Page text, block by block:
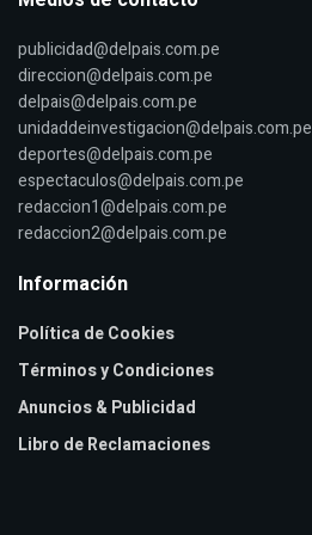
publicidad@delpais.com.pe
direccion@delpais.com.pe
delpais@delpais.com.pe
unidaddeinvestigacion@delpais.com.pe
deportes@delpais.com.pe
espectaculos@delpais.com.pe
redaccion1@delpais.com.pe
redaccion2@delpais.com.pe
Información
Política de Cookies
Términos y Condiciones
Anuncios & Publicidad
Libro de Reclamaciones